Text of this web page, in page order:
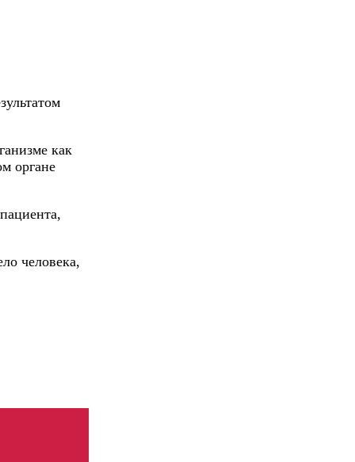
как
органе
человека,